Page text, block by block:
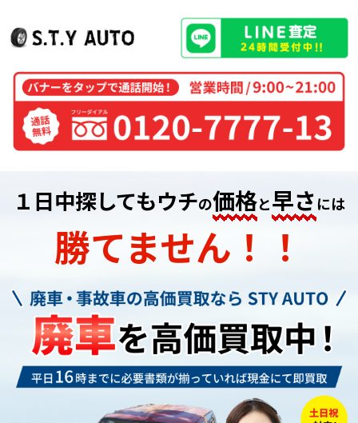
１日中探してもウチの価格と早さには
勝てません！！